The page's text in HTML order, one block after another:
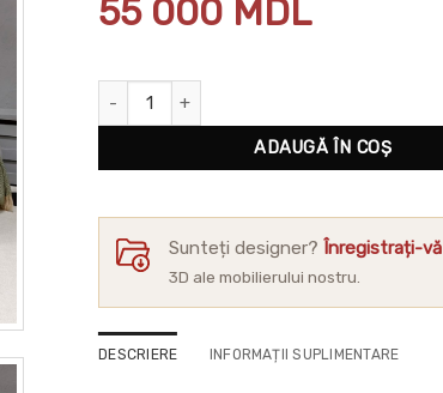
55 000 MDL
Cantitate Colțar Relax
ADAUGĂ ÎN COȘ
Sunteți designer?Înregistrați-vă
3D ale mobilierului nostru.
DESCRIERE INFORMAȚII SUPLIMENTARE